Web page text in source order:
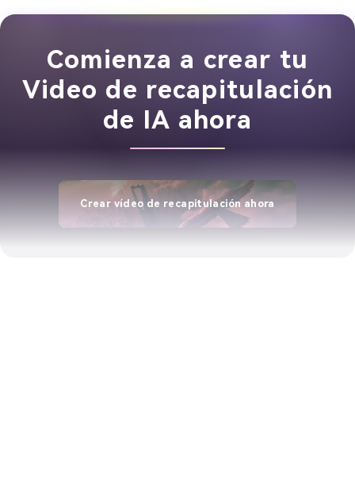
Comienza a crear tu
Video de recapitulación
de IA ahora
Crear vídeo de recapitulación ahora